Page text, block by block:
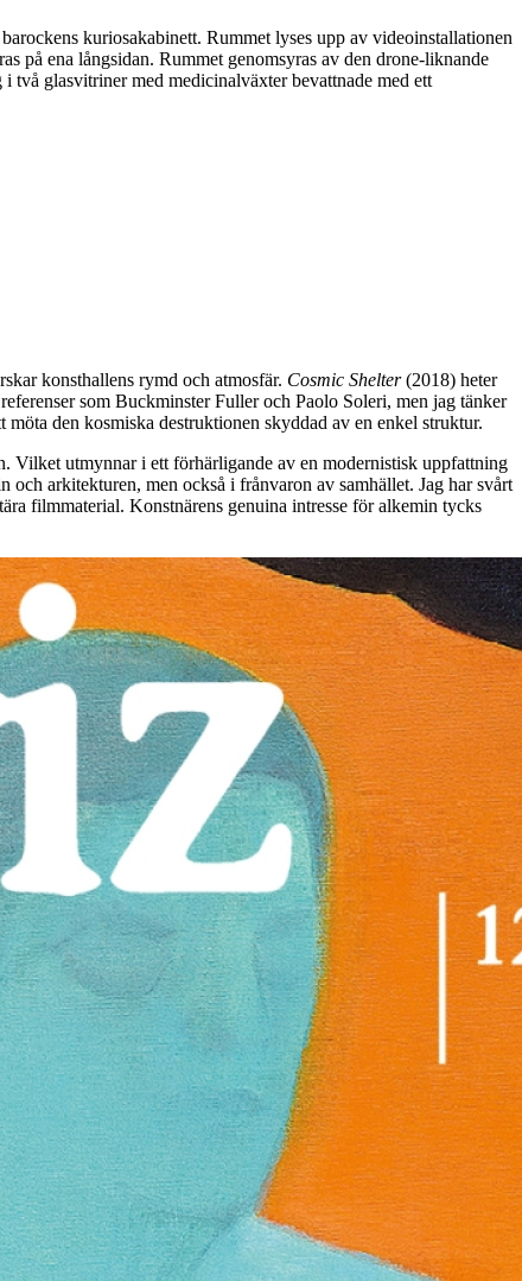
kuriosakabinett. Rummet lyses upp av videoinstallationen
på ena långsidan. Rummet genomsyras av den drone-liknande
glasvitriner med medicinalväxter bevattnade med ett
konsthallens rymd och atmosfär. Cosmic Shelter(2018) heter
som Buckminster Fuller och Paolo Soleri, men jag tänker
den kosmiska destruktionen skyddad av en enkel struktur.
Vilket utmynnar i ett förhärligande av en modernistisk uppfattning
arkitekturen, men också i frånvaron av samhället. Jag har svårt
filmmaterial. Konstnärens genuina intresse för alkemin tycks